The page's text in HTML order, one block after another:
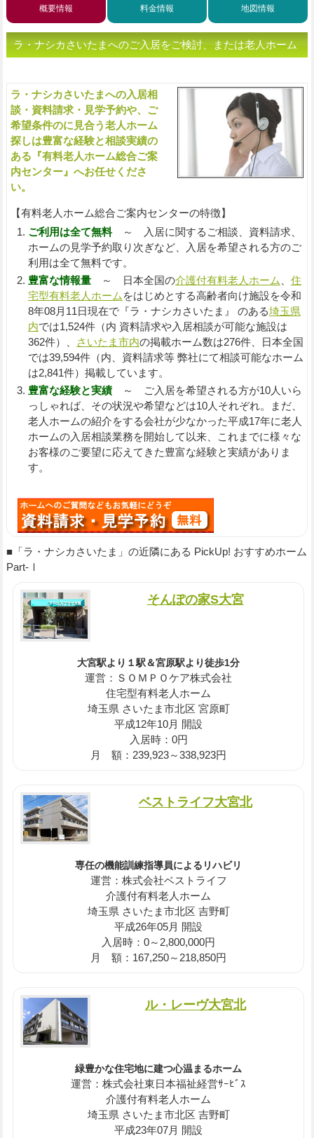
概要情報 料金情報 地図情報
ラ・ナシカさいたまへのご入居をご検討、または老人ホーム
ラ・ナシカさいたまへの入居相
談・資料請求・見学予約や、ご
希望条件のに見合う老人ホーム
探しは豊富な経験と相談実績の
ある『有料老人ホーム総合ご案
内センター』へお任せくださ
い。
【有料老人ホーム総合ご案内センターの特徴】
ご利用は全て無料～ 入居に関するご相談、資料請求、
ホームの見学予約取り次ぎなど、入居を希望される方のご
利用は全て無料です。
豊富な情報量～ 日本全国の介護付有料老人ホーム
住
宅型有料老人ホーム をはじめとする高齢者向け施設を令和
8年08月11日現在で『ラ・ナシカさいたま』 のある埼玉県
内では1,524件（内 資料請求や入居相談が可能な施設は
362件）、
さいたま市内の掲載ホーム数は276件、日本全国
では39,594件（内、資料請求等 弊社にて相談可能なホーム
は2,841件）掲載しています。
豊富な経験と実績～ ご入居を希望される方が10人いら
っしゃれば、その状況や希望などは10人それぞれ。まだ、
老人ホームの紹介をする会社が少なかった平成17年に老人
ホームの入居相談業務を開始して以来、これまでに様々な
お客様のご要望に応えてきた豊富な経験と実績がありま
す。
■「ラ・ナシカさいたま」の近隣にある PickUp! おすすめホーム
Part-Ⅰ
そんぽの家S大宮
大宮駅より１駅＆宮原駅より徒歩1分
運営：ＳＯＭＰＯケア株式会社
住宅型有料老人ホーム
埼玉県 さいたま市北区 宮原町
平成12年10月 開設
入居時：0円
月 額：239,923～338,923円
ベストライフ大宮北
専任の機能訓練指導員によるリハビリ
運営：株式会社ベストライフ
介護付有料老人ホーム
埼玉県 さいたま市北区 吉野町
平成26年05月 開設
入居時：0～2,800,000円
月 額：167,250～218,850円
ル・レーヴ大宮北
緑豊かな住宅地に建つ心温まるホーム
運営：株式会社東日本福祉経営ｻｰﾋﾞｽ
介護付有料老人ホーム
埼玉県 さいたま市北区 吉野町
平成23年07月 開設